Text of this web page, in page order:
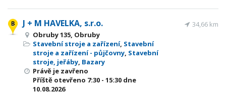
J + M HAVELKA, s.r.o.
Obruby 135, Obruby
Stavební stroje a zařízení, Stavební
stroje a zařízení - půjčovny, Stavební
stroje, jeřáby, Bazary
Právě je zavřeno
Příště otevřeno 7:30 - 15:30 dne
10.08.2026
34,66 km